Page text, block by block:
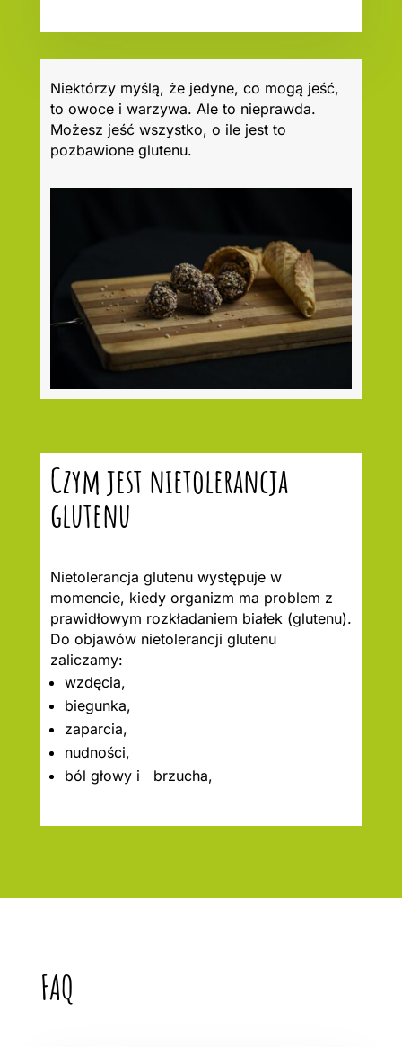
Niektórzy myślą, że jedyne, co mogą jeść,
to owoce i warzywa. Ale to nieprawda.
Możesz jeść wszystko, o ile jest to
pozbawione glutenu.
Czym jest nietolerancja
glutenu
Nietolerancja glutenu występuje w
momencie, kiedy organizm ma problem z
prawidłowym rozkładaniem białek (glutenu).
Do objawów nietolerancji glutenu
zaliczamy:
wzdęcia,
biegunka,
zaparcia,
nudności,
ból głowy i brzucha,
FAQ